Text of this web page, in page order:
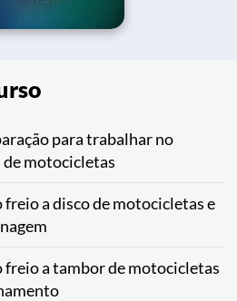
para trabalhar no
motocicletas
a disco de motocicletas e
freio a tambor de motocicletas